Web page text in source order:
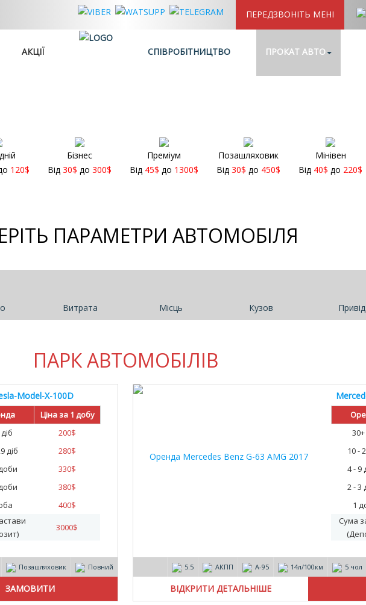
ПЕРЕДЗВОНІТЬ МЕНІ
АКЦІЇ СПІВРОБІТНИЦТВО ПРОКАТ АВТО
120$
Бізнес
Від 30$ до 300$
Преміум
Від 45$ до 1300$
Позашляховик
Від 30$ до 450$
Мінівен
Від 40$ до 220$
ПАРАМЕТРИ АВТОМОБІЛЯ
Витрата Місць Кузов Привід
ПАРК АВТОМОБІЛІВ
Model-X-100D
Ціна за 1 добу
200$
діб
280$
330$
380$
400$
3000$
Позашляховик Повний
30+
10 -
4 - 9
2 - 3
1
Сума
5.5 АКПП А-95 14л/100км 5 чол
ВІДКРИТИ ДЕТАЛЬНІШЕ